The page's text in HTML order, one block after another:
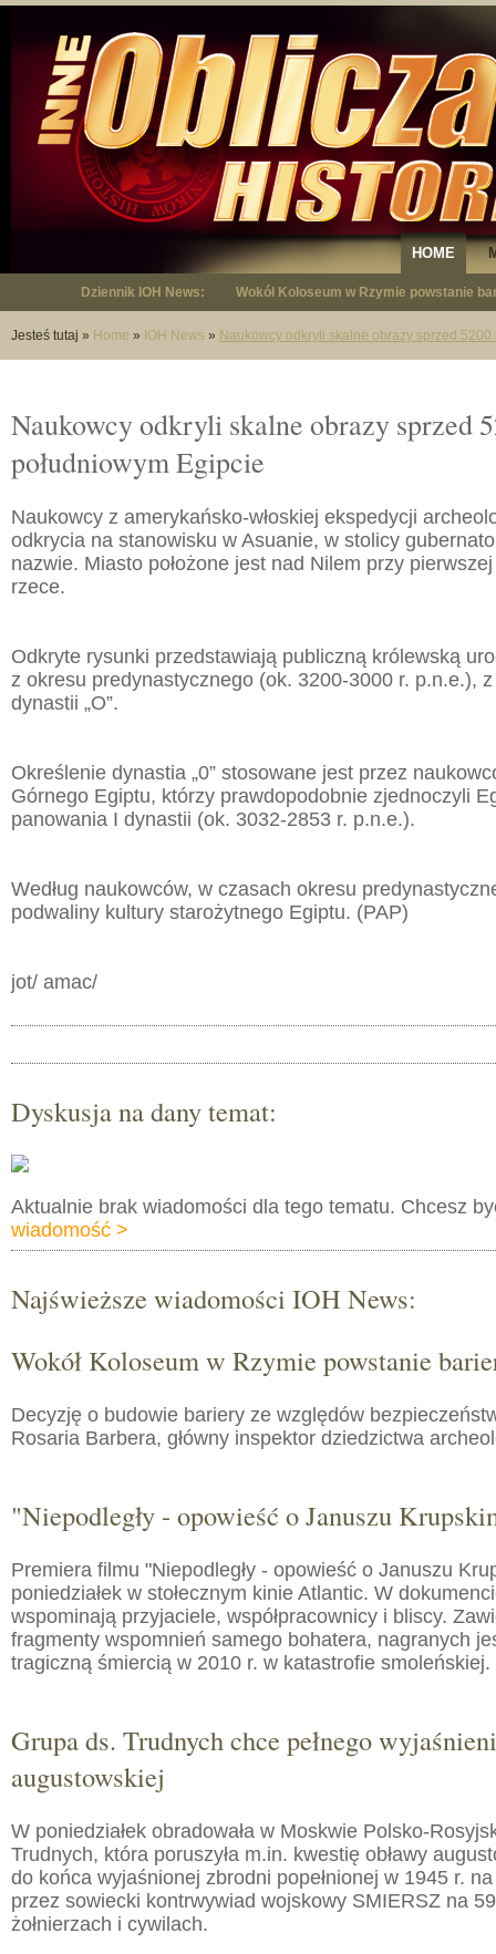
HOME
Dziennik IOH News: Wokół Koloseum w Rzymie powstanie
"Niepodległy - opowieść o Januszu
Jesteś tutaj » Home » IOH News » Naukowcy odkryli skalne obrazy sprzed
Naukowcy odkryli skalne obrazy sprzed
południowym Egipcie
Naukowcy z amerykańsko-włoskiej ekspedycji
odkrycia na stanowisku w Asuanie, w stolicy
nazwie. Miasto położone jest nad Nilem przy
rzece.
Odkryte rysunki przedstawiają publiczną królewską
z okresu predynastycznego (ok. 3200-3000 r. p.n.e.),
dynastii „O”.
Określenie dynastia „0” stosowane jest przez
Górnego Egiptu, którzy prawdopodobnie zjednoczyli
panowania I dynastii (ok. 3032-2853 r. p.n.e.).
Według naukowców, w czasach okresu
podwaliny kultury starożytnego Egiptu. (PAP)
jot/ amac/
Dyskusja na dany temat:
Aktualnie brak wiadomości dla tego tematu. Chcesz
wiadomość >
Najświeższe wiadomości IOH News:
Wokół Koloseum w Rzymie powstanie
Decyzję o budowie bariery ze względów
Rosaria Barbera, główny inspektor dziedzictwa
"Niepodległy - opowieść o Januszu
Premiera filmu "Niepodległy - opowieść o Januszu
poniedziałek w stołecznym kinie Atlantic. W
wspominają przyjaciele, współpracownicy i bliscy.
fragmenty wspomnień samego bohatera, nagranych
tragiczną śmiercią w 2010 r. w katastrofie smoleńskiej.
Grupa ds. Trudnych chce pełnego
augustowskiej
W poniedziałek obradowała w Moskwie Polsko-
Trudnych, która poruszyła m.in. kwestię obławy
do końca wyjaśnionej zbrodni popełnionej w 1945 r.
przez sowiecki kontrwywiad wojskowy SMIERSZ na
żołnierzach i cywilach.